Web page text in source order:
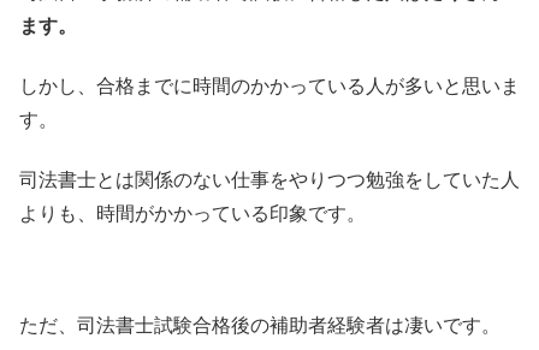
ます。
しかし、合格までに時間のかかっている人が多いと思いま
す。
司法書士とは関係のない仕事をやりつつ勉強をしていた人
よりも、時間がかかっている印象です。
ただ、司法書士試験合格後の補助者経験者は凄いです。